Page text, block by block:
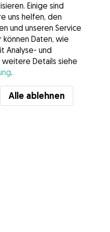
Gudog? Mehr sehen
Einige sind
uns helfen, den
und unseren Service
können Daten, wie
Analyse- und
Details siehe
.
Alle ablehnen